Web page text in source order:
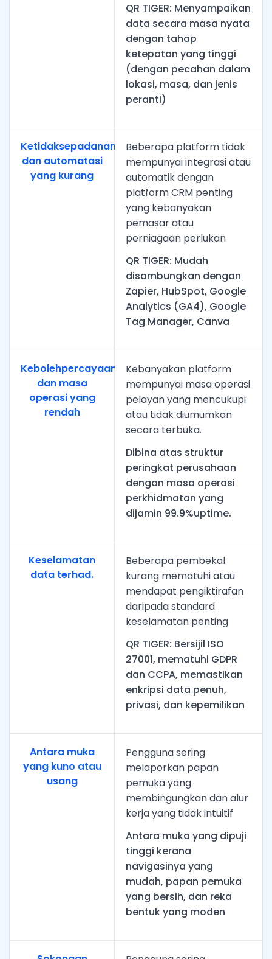
QR TIGER: Menyampaikan
data secara masa nyata
dengan tahap
ketepatan yang tinggi
(dengan pecahan dalam
lokasi, masa, dan jenis
peranti)
Ketidaksepadanan
dan automatasi
yang kurang
Beberapa platform tidak
mempunyai integrasi atau
automatik dengan
platform CRM penting
yang kebanyakan
pemasar atau
perniagaan perlukan
QR TIGER: Mudah
disambungkan dengan
Zapier, HubSpot, Google
Analytics (GA4), Google
Tag Manager, Canva
Kebolehpercayaan
dan masa
operasi yang
rendah
Kebanyakan platform
mempunyai masa operasi
pelayan yang mencukupi
atau tidak diumumkan
secara terbuka.
Dibina atas struktur
peringkat perusahaan
dengan masa operasi
perkhidmatan yang
dijamin 99.9%uptime.
Keselamatan
data terhad.
Beberapa pembekal
kurang mematuhi atau
mendapat pengiktirafan
daripada standard
keselamatan penting
QR TIGER: Bersijil ISO
27001, mematuhi GDPR
dan CCPA, memastikan
enkripsi data penuh,
privasi, dan kepemilikan
Antara muka
yang kuno atau
usang
Pengguna sering
melaporkan papan
pemuka yang
membingungkan dan alur
kerja yang tidak intuitif
Antara muka yang dipuji
tinggi kerana
navigasinya yang
mudah, papan pemuka
yang bersih, dan reka
bentuk yang moden